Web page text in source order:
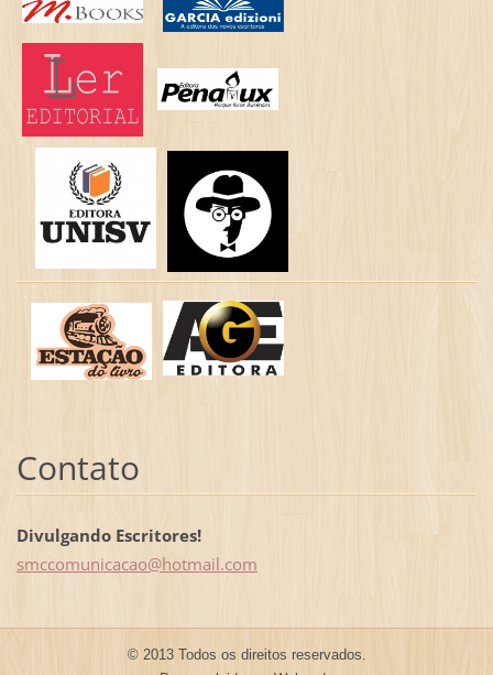
Contato
Divulgando Escritores!
smccomunicacao@hotmail.com
© 2013 Todos os direitos reservados.